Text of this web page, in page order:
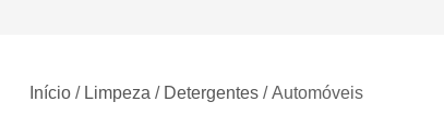
Início/ Limpeza / Detergentes/ Automóveis